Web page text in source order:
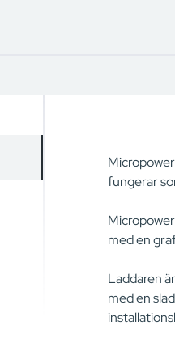
fungerar
med en
Laddaren
med en